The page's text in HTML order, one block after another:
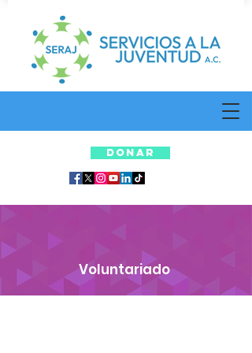
DONAR
Voluntariado